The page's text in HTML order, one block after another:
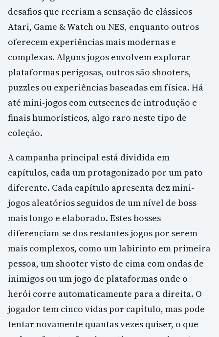
desafios que recriam a sensação de clássicos
Atari, Game & Watch ou NES, enquanto outros
oferecem experiências mais modernas e
complexas. Alguns jogos envolvem explorar
plataformas perigosas, outros são shooters,
puzzles ou experiências baseadas em física. Há
até mini-jogos com cutscenes de introdução e
finais humorísticos, algo raro neste tipo de
coleção.
A campanha principal está dividida em
capítulos, cada um protagonizado por um pato
diferente. Cada capítulo apresenta dez mini-
jogos aleatórios seguidos de um nível de boss
mais longo e elaborado. Estes bosses
diferenciam-se dos restantes jogos por serem
mais complexos, como um labirinto em primeira
pessoa, um shooter visto de cima com ondas de
inimigos ou um jogo de plataformas onde o
herói corre automaticamente para a direita. O
jogador tem cinco vidas por capítulo, mas pode
tentar novamente quantas vezes quiser, o que